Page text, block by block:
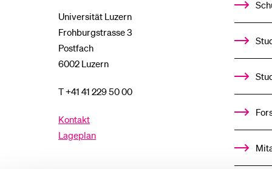
Universität Luzern
Frohburgstrasse 3
Postfach
6002 Luzern
T +41 41 229 50 00
Kontakt
Lageplan